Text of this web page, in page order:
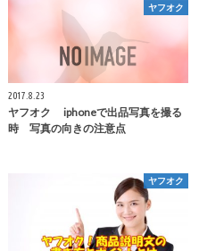
ヤフオク
2017.8.23
ヤフオク iphoneで出品写真を撮る
時 写真の向きの注意点
ヤフオク